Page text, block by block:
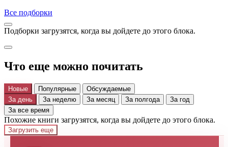
Все подборки
Подборки загрузятся, когда вы дойдете до этого блока.
Что еще можно почитать
Новые Популярные
Обсуждаемые
За день
За неделю За месяц За полгода
За год
За все время
Похожие книги загрузятся, когда вы дойдете до этого блока.
Загрузить еще